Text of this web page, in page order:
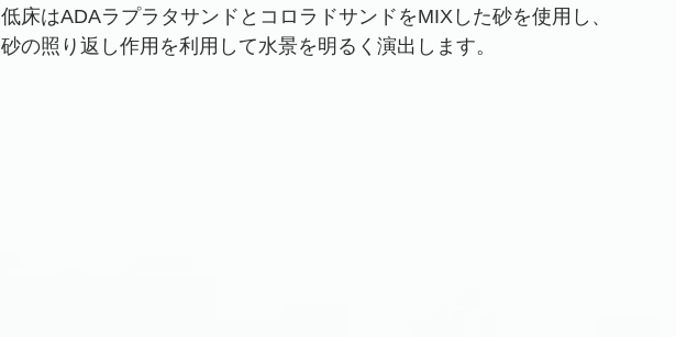
低床はADAラプラタサンドとコロラドサンドをMIXした砂を使用し、
砂の照り返し作用を利用して水景を明るく演出します。